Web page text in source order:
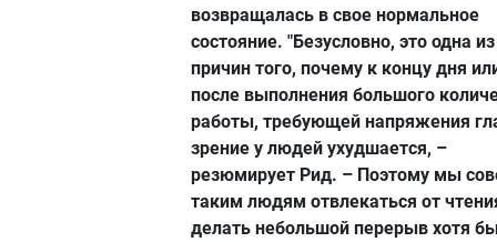
возвращалась в свое нормальное
состояние. "Безусловно, это одна из
причин того, почему к концу дня
после выполнения большого
работы, требующей напряжения
зрение у людей ухудшается, –
резюмирует Рид. – Поэтому мы
таким людям отвлекаться от
делать небольшой перерыв хотя